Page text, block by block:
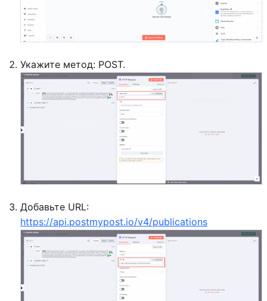
Укажите метод: POST.
Добавьте URL:
https://api.postmypost.io/v4/publications